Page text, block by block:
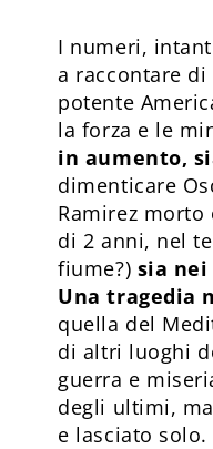
I numeri,
a raccontare
potente
la forza e le
in aumento,
dimenticare
Ramirez morto
di 2 anni, nel
fiume?) sia
Una tragedia
quella del
di altri luoghi
guerra e
degli ultimi,
e lasciato solo.